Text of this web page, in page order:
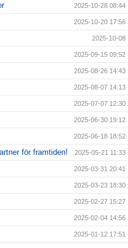
2025-10-28 08:44
2025-10-20 17:56
2025-10-08
2025-09-15 09:52
2025-08-26 14:43
2025-08-07 14:13
2025-07-07 12:30
2025-06-30 19:12
2025-06-18 18:52
för framtiden! 2025-05-21 11:33
2025-03-31 20:41
2025-03-23 18:30
2025-02-27 15:27
2025-02-04 14:56
2025-01-12 17:51